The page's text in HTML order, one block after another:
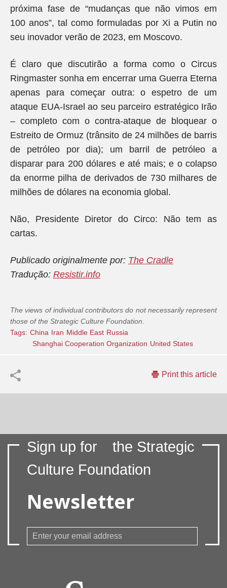
próxima fase de “mudanças que não vimos em
100 anos”, tal como formuladas por Xi a Putin no
seu inovador verão de 2023, em Moscovo.
É claro que discutirão a forma como o Circus
Ringmaster sonha em encerrar uma Guerra Eterna
apenas para começar outra: o espetro de um
ataque EUA-Israel ao seu parceiro estratégico Irão
– completo com o contra-ataque de bloquear o
Estreito de Ormuz (trânsito de 24 milhões de barris
de petróleo por dia); um barril de petróleo a
disparar para 200 dólares e até mais; e o colapso
da enorme pilha de derivados de 730 milhares de
milhões de dólares na economia global.
Não, Presidente Diretor do Circo: Não tem as
cartas.
Publicado originalmente por: The Cradle
Tradução: Resistir.info
The views of individual contributors do not necessarily represent
those of the Strategic Culture Foundation.
Tags: China Iran Middle East Russia
Shanghai Cooperation Organization United States
Print this article
Sign up for
the Strategic
Culture Foundation
Newsletter